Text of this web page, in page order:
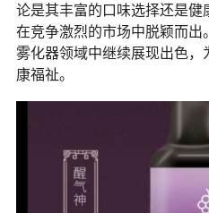
论是其丰富的口味选择还是
在竞争激烈的市场中脱颖而
雾化器领域中继续展现出色
康福祉。